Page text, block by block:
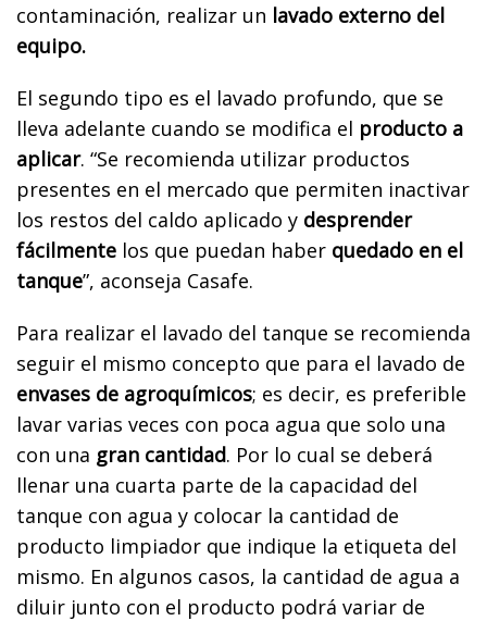
contaminación, realizar un lavado externo del
equipo.
El segundo tipo es el lavado profundo, que se
lleva adelante cuando se modifica el producto a
aplicar. “Se recomienda utilizar productos
presentes en el mercado que permiten inactivar
los restos del caldo aplicado y desprender
fácilmente los que puedan haber quedado en el
tanque”, aconseja Casafe.
Para realizar el lavado del tanque se recomienda
seguir el mismo concepto que para el lavado de
envases de agroquímicos; es decir, es preferible
lavar varias veces con poca agua que solo una
con una gran cantidad. Por lo cual se deberá
llenar una cuarta parte de la capacidad del
tanque con agua y colocar la cantidad de
producto limpiador que indique la etiqueta del
mismo. En algunos casos, la cantidad de agua a
diluir junto con el producto podrá variar de